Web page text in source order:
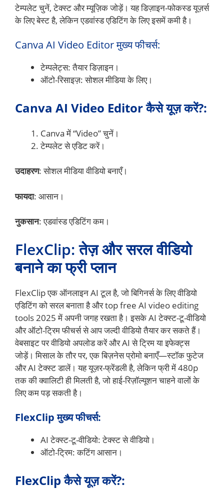
टेम्पलेट चुनें, टेक्स्ट और म्यूज़िक जोड़ें। यह डिज़ाइन-फोकस्ड यूज़र्स
के लिए बेस्ट है, लेकिन एडवांस्ड एडिटिंग के लिए इसमें कमी है।
Canva AI Video Editor मुख्य फीचर्स:
टेम्पलेट्स: तैयार डिज़ाइन।
ऑटो-रिसाइज़: सोशल मीडिया के लिए।
Canva AI Video Editor कैसे यूज़ करें?:
Canva में “Video” चुनें।
टेम्पलेट से एडिट करें।
उदाहरण: सोशल मीडिया वीडियो बनाएँ।
फायदा: आसान।
नुकसान: एडवांस्ड एडिटिंग कम।
FlexClip: तेज़ और सरल वीडियो
बनाने का फ्री प्लान
FlexClip एक ऑनलाइन AI टूल है, जो बिगिनर्स के लिए वीडियो
एडिटिंग को सरल बनाता है और top free AI video editing
tools 2025 में अपनी जगह रखता है। इसके AI टेक्स्ट-टू-वीडियो
और ऑटो-ट्रिम फीचर्स से आप जल्दी वीडियो तैयार कर सकते हैं।
वेबसाइट पर वीडियो अपलोड करें और AI से ट्रिम या इफेक्ट्स
जोड़ें। मिसाल के तौर पर, एक बिज़नेस प्रोमो बनाएँ—स्टॉक फुटेज
और AI टेक्स्ट डालें। यह यूज़र-फ्रेंडली है, लेकिन फ्री में 480p
तक की क्वालिटी ही मिलती है, जो हाई-रिज़ॉल्यूशन चाहने वालों के
लिए कम पड़ सकती है।
FlexClip मुख्य फीचर्स:
AI टेक्स्ट-टू-वीडियो: टेक्स्ट से वीडियो।
ऑटो-ट्रिम: कटिंग आसान।
FlexClip कैसे यूज़ करें?: